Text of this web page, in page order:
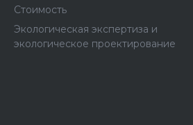
Стоимость
Экологическая экспертиза и
экологическое проектирование